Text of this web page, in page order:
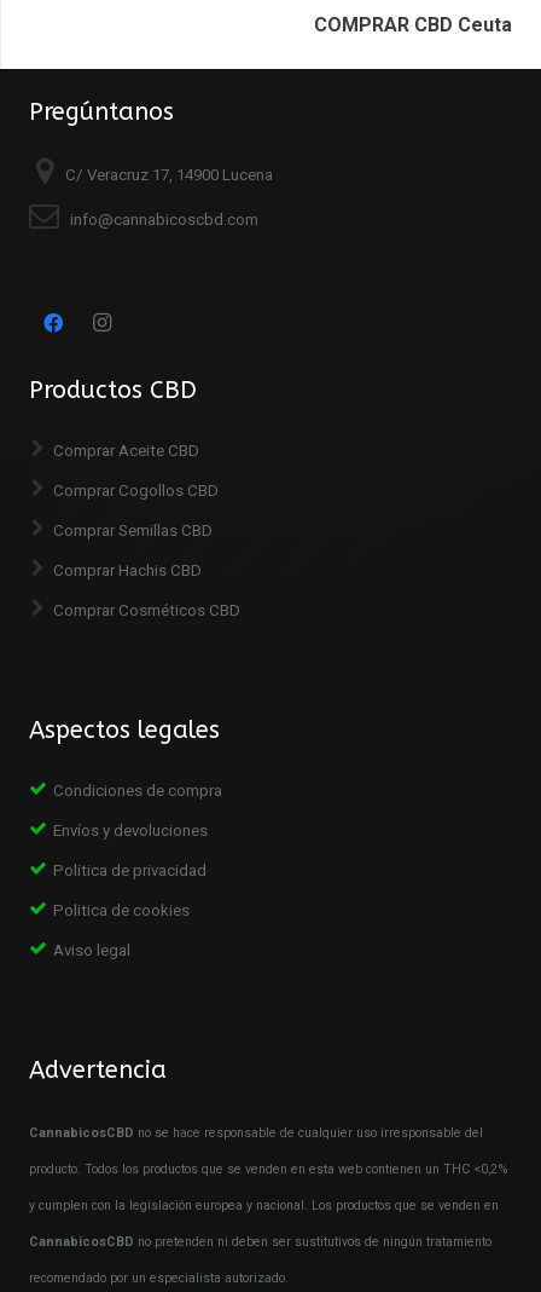
COMPRAR CBD Ceuta
Pregúntanos
C/ Veracruz 17, 14900 Lucena
info@cannabicoscbd.com
Productos CBD
Comprar Aceite CBD
Comprar Cogollos CBD
Comprar Semillas CBD
Comprar Hachis CBD
Comprar Cosméticos CBD
Aspectos legales
Condiciones de compra
Envíos y devoluciones
Politica de privacidad
Politica de cookies
Aviso legal
Advertencia
CannabicosCBD no se hace responsable de cualquier uso irresponsable del
producto. Todos los productos que se venden en esta web contienen un THC <0,2%
y cumplen con la legislación europea y nacional. Los productos que se venden en
CannabicosCBD no pretenden ni deben ser sustitutivos de ningún tratamiento
recomendado por un especialista autorizado.